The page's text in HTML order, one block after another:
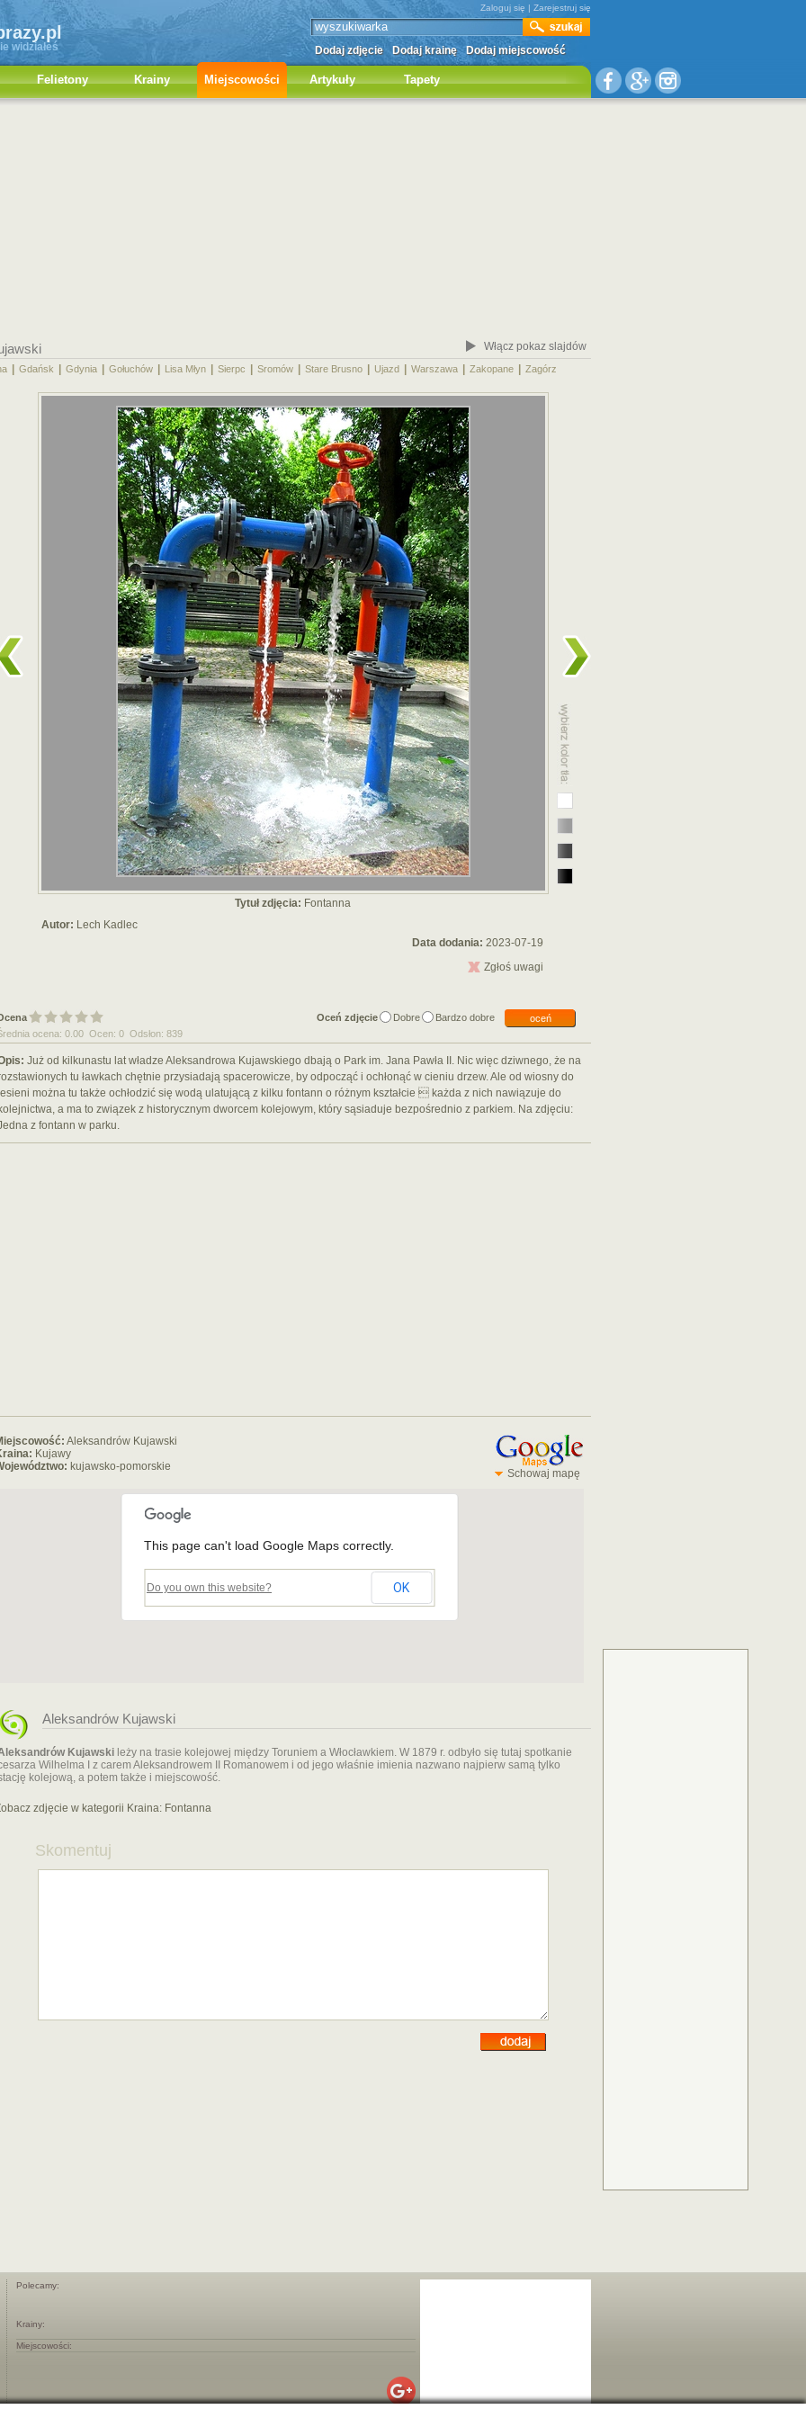
widziałeś
Zaloguj się | Zarejestruj się
Dodaj zdjęcie Dodaj krainę Dodaj miejscowość
Felietony Krainy Miejscowości Artykuły Tapety
Włącz pokaz slajdów
Gdańsk Gdynia Gołuchów Lisa Młyn Sierpc Sromów Stare Brusno Ujazd Warszawa Zakopane Zagórz
Tytuł zdjęcia: Fontanna
Autor: Lech Kadlec
Data dodania: 2023-07-19
Zgłoś uwagi
Oceń zdjęcie Dobre Bardzo dobre
oceń
ocena: 0.00 Ocen: 0 Odsłon: 839
Już od kilkunastu lat władze Aleksandrowa Kujawskiego dbają o Park im. Jana Pawła II. Nic więc dziwnego, że na
tu ławkach chętnie przysiadają spacerowicze, by odpocząć i ochłonąć w cieniu drzew. Ale od wiosny do
można tu także ochłodzić się wodą ulatującą z kilku fontann o różnym kształcie  każda z nich nawiązuje do
a ma to związek z historycznym dworcem kolejowym, który sąsiaduje bezpośrednio z parkiem. Na zdjęciu:
z fontann w parku.
Aleksandrów Kujawski
Kujawy
kujawsko-pomorskie
Schowaj mapę
This page can't load Google Maps correctly.
Do you own this website? OK
Aleksandrów Kujawski
Kujawski leży na trasie kolejowej między Toruniem a Włocławkiem. W 1879 r. odbyło się tutaj spotkanie
Wilhelma I z carem Aleksandrowem II Romanowem i od jego właśnie imienia nazwano najpierw samą tylko
kolejową, a potem także i miejscowość.
zdjęcie w kategorii Kraina: Fontanna
Skomentuj
Polecamy:
Krainy:
Miejscowości: